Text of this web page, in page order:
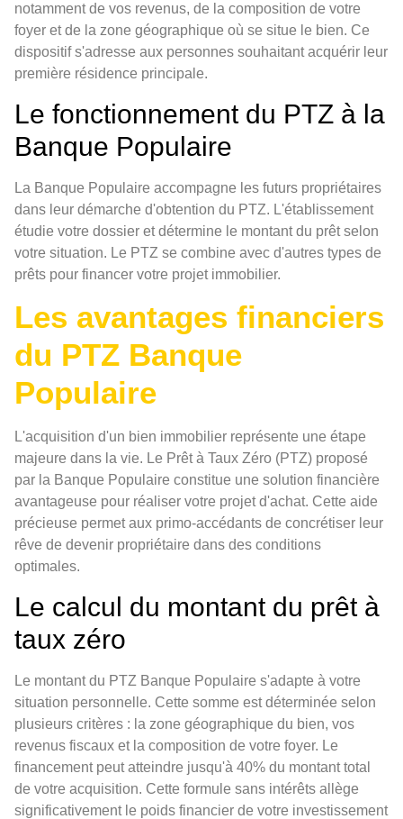
notamment de vos revenus, de la composition de votre
foyer et de la zone géographique où se situe le bien. Ce
dispositif s'adresse aux personnes souhaitant acquérir leur
première résidence principale.
Le fonctionnement du PTZ à la
Banque Populaire
La Banque Populaire accompagne les futurs propriétaires
dans leur démarche d'obtention du PTZ. L'établissement
étudie votre dossier et détermine le montant du prêt selon
votre situation. Le PTZ se combine avec d'autres types de
prêts pour financer votre projet immobilier.
Les avantages financiers
du PTZ Banque
Populaire
L'acquisition d'un bien immobilier représente une étape
majeure dans la vie. Le Prêt à Taux Zéro (PTZ) proposé
par la Banque Populaire constitue une solution financière
avantageuse pour réaliser votre projet d'achat. Cette aide
précieuse permet aux primo-accédants de concrétiser leur
rêve de devenir propriétaire dans des conditions
optimales.
Le calcul du montant du prêt à
taux zéro
Le montant du PTZ Banque Populaire s'adapte à votre
situation personnelle. Cette somme est déterminée selon
plusieurs critères : la zone géographique du bien, vos
revenus fiscaux et la composition de votre foyer. Le
financement peut atteindre jusqu'à 40% du montant total
de votre acquisition. Cette formule sans intérêts allège
significativement le poids financier de votre investissement